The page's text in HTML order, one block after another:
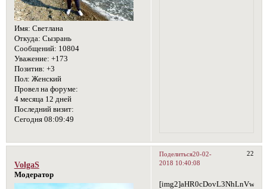
Имя: Светлана
Откуда: Сызрань
Сообщений: 10804
Уважение: +173
Позитив: +3
Пол: Женский
Провел на форуме:
4 месяца 12 дней
Последний визит:
Сегодня 08:09:49
Поделиться 22
20-02-
2018 10:40:08
VolgaS
Модератор